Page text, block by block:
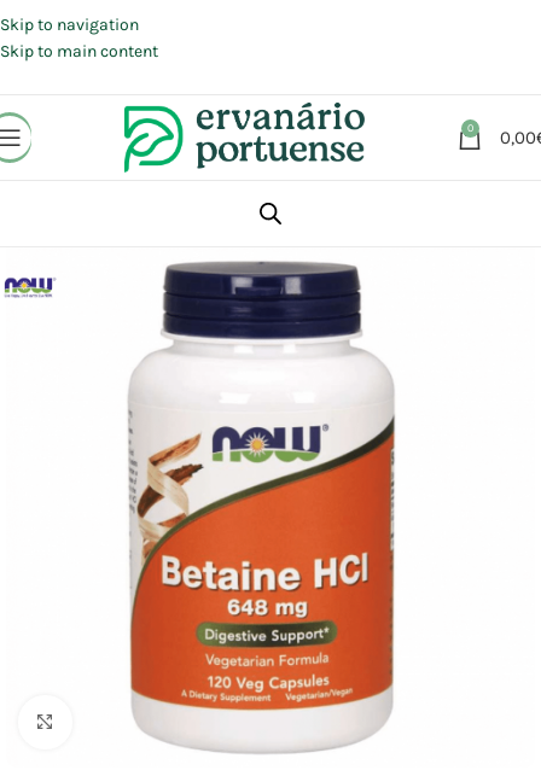
Skip to navigation
Skip to main content
0 0,00
Suplementos alimentares
Click to enlarge